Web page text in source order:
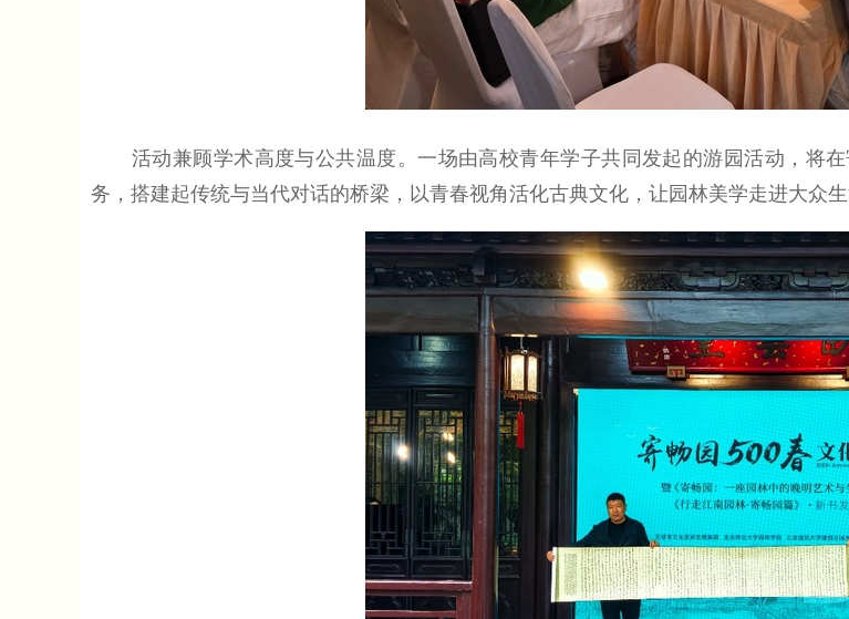
活动兼顾学术高度与公共温度。一场由高校青年学子共同发起的游园活动，将
务，搭建起传统与当代对话的桥梁，以青春视角活化古典文化，让园林美学走进大众生